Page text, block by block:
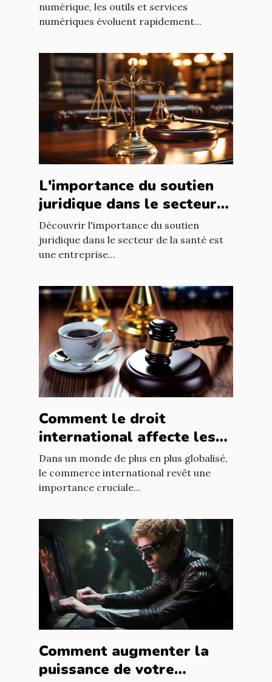
numérique, les outils et services
numériques évoluent rapidement...
L'importance du soutien
juridique dans le secteur
de la santé
Découvrir l'importance du soutien
juridique dans le secteur de la santé est
une entreprise...
Comment le droit
international affecte les
accords commerciaux
Dans un monde de plus en plus globalisé,
le commerce international revêt une
importance cruciale...
Comment augmenter la
puissance de votre